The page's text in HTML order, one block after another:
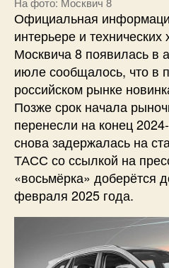
Официальная
интерьере и технических
Москвича 8 появилась в
июле сообщалось, что в
российском рынке
Позже срок начала
перенесли на конец
снова задержалась на
ТАСС со ссылкой на
«восьмёрка» доберётся
февраля 2025 года.